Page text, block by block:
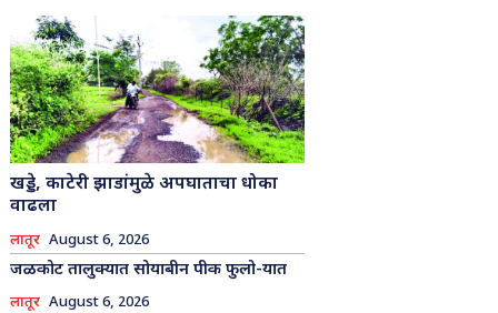
खड्डे, काटेरी झाडांमुळे अपघाताचा धोका
वाढला
लातूर August 6, 2026
जळकोट तालुक्यात सोयाबीन पीक फुलो-यात
लातूर August 6, 2026